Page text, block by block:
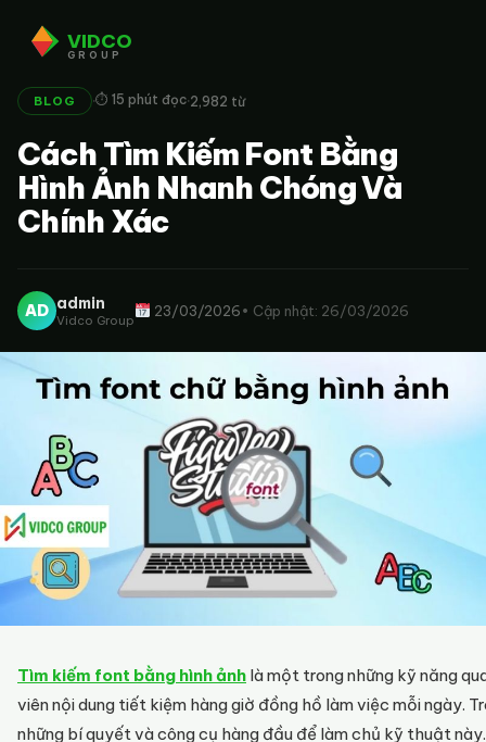
VIDCO
GROUP
BLOG ·⏱ 15 phút đọc·2,982 từ
Cách Tìm Kiếm Font Bằng
Hình Ảnh Nhanh Chóng Và
Chính Xác
AD admin
Vidco Group
23/03/2026• Cập nhật: 26/03/2026
Tìm kiếm font bằng hình ảnh là một trong những kỹ năng
viên nội dung tiết kiệm hàng giờ đồng hồ làm việc mỗi ngày.
những bí quyết và công cụ hàng đầu để làm chủ kỹ thuật này.